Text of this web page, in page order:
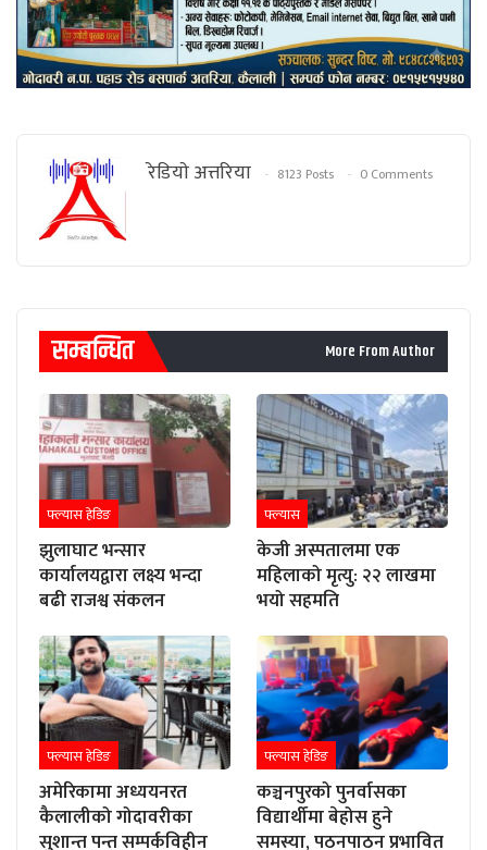
रेडियाे अत्तरिया 8123 Posts 0 Comments
सम्बन्धित More From Author
फ्ल्यास हेडिङ
झुलाघाट भन्सार
कार्यालयद्वारा लक्ष्य भन्दा
बढी राजश्व संकलन
फ्ल्यास
केजी अस्पतालमा एक
महिलाको मृत्यु: २२ लाखमा
भयो सहमति
फ्ल्यास हेडिङ
अमेरिकामा अध्ययनरत
कैलालीको गोदावरीका
सुशान्त पन्त सम्पर्कविहीन
फ्ल्यास हेडिङ
कञ्चनपुरको पुनर्वासका
विद्यार्थीमा बेहोस हुने
समस्या, पठनपाठन प्रभावित